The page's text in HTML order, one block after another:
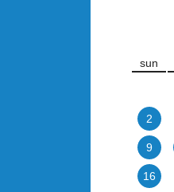
sun
2
9
16